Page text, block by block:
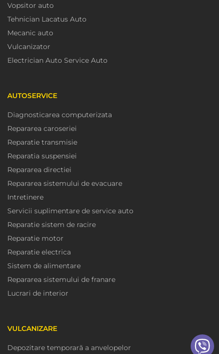
Vopsitor auto
Tehnician Lacatus Auto
Mecanic auto
Vulcanizator
Electrician Auto Service Auto
AUTOSERVICE
Diagnosticarea computerizata
Repararea caroseriei
Reparatie transmisie
Reparatia suspensiei
Repararea directiei
Repararea sistemului de evacuare
Intretinere
Servicii suplimentare de service auto
Reparatie sistem de racire
Reparatie motor
Reparatie electrica
Sistem de alimentare
Repararea sistemului de franare
Lucrari de interior
VULCANIZARE
Depozitare temporară a anvelopelor